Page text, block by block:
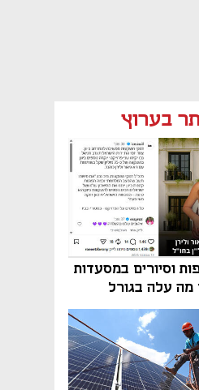
בערוץ
וסיורים במסעדות
מה עלה בגורל